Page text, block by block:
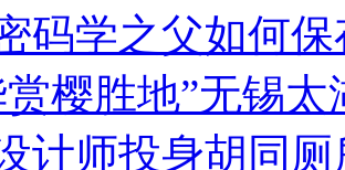
码学之父如何
赏樱胜地”无锡
计师投身胡同